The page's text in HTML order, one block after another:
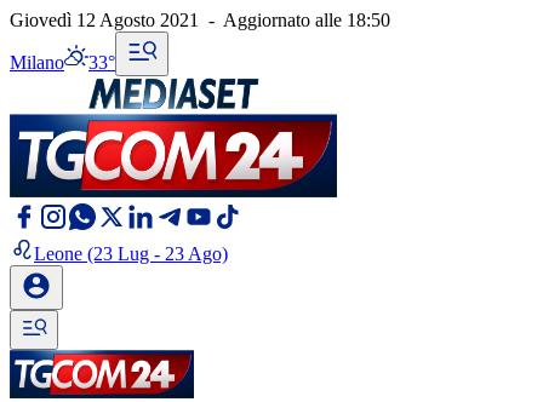
Giovedì 12 Agosto 2021 - Aggiornato alle 18:50
Milano 33°
Leone (23 Lug - 23 Ago)